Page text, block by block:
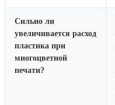
Сильно ли
увеличивается расход
пластика при
многоцветной
печати?